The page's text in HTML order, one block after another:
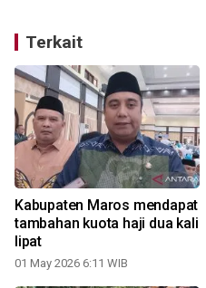
Terkait
Kabupaten Maros mendapat
tambahan kuota haji dua kali
lipat
01 May 2026 6:11 WIB